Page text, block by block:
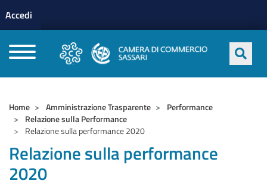
profilo utente
Accedi
Home Amministrazione Trasparente
Performance
Relazione sulla Performance
Relazione sulla performance 2020
Relazione sulla performance
2020